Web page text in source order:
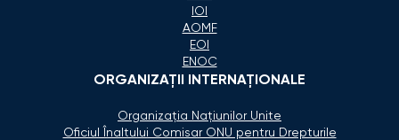
IOI
AOMF
EOI
ENOC
ORGANIZAŢII INTERNAŢIONALE
Organizaţia Naţiunilor Unite
Oficiul Înaltului Comisar ONU pentru Drepturile